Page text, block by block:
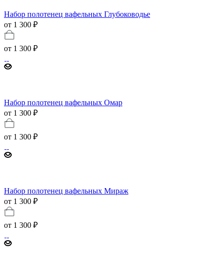
Набор полотенец вафельных Глубоководье
от 1 300 ₽
от 1 300 ₽
Набор полотенец вафельных Омар
от 1 300 ₽
от 1 300 ₽
Набор полотенец вафельных Мираж
от 1 300 ₽
от 1 300 ₽